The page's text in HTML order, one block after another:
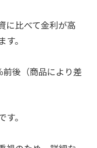
に比べて金利が高
。
後（商品により差
。